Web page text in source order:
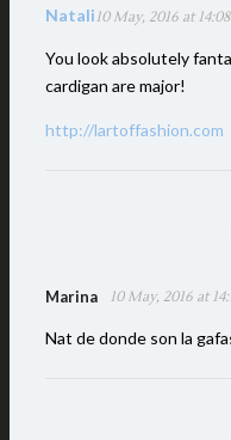
Natali10 May, 2016 at 14:08
You look absolutely
cardigan are major!
http://lartoffashion.com
Marina 10 May, 2016 at
Nat de donde son la